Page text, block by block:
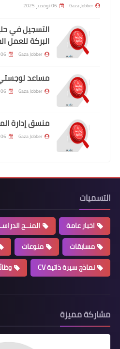
Gaza Jobber 06 نوفمبر 2025
التسجيل في
البركة للعمل
Gaza Jobber 06 نوفمبر 2025
مساعد
Gaza Jobber 06 نوفمبر 2025
منسق إدارة
Gaza Jobber 06 نوفمبر 2025
التسميات
اخبار عامة المنــح
مسابقات
منوعات
نماذج سيرة ذاتية CV
مشاركة مميزة